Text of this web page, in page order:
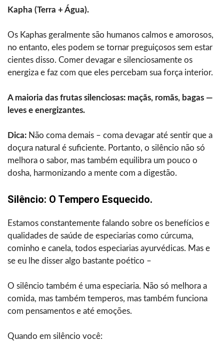
Kapha (Terra + Água).
Os Kaphas geralmente são humanos calmos e amorosos,
no entanto, eles podem se tornar preguiçosos sem estar
cientes disso. Comer devagar e silenciosamente os
energiza e faz com que eles percebam sua força interior.
A maioria das frutas silenciosas: maçãs, romãs, bagas —
leves e energizantes.
Dica: Não coma demais – coma devagar até sentir que a
doçura natural é suficiente. Portanto, o silêncio não só
melhora o sabor, mas também equilibra um pouco o
dosha, harmonizando a mente com a digestão.
Silêncio: O Tempero Esquecido.
Estamos constantemente falando sobre os benefícios e
qualidades de saúde de especiarias como cúrcuma,
cominho e canela, todos especiarias ayurvédicas. Mas e
se eu lhe disser algo bastante poético –
O silêncio também é uma especiaria. Não só melhora a
comida, mas também temperos, mas também funciona
com pensamentos e até emoções.
Quando em silêncio você: